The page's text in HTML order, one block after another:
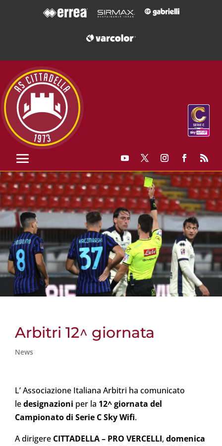
Arbitri 12^ giornata
News
L’ Associazione Italiana Arbitri ha comunicato
ledesignazioni per la 12^ giornata del
Campionato di Serie C Sky Wifi.
A dirigere CITTADELLA– PRO VERCELLI, domenica